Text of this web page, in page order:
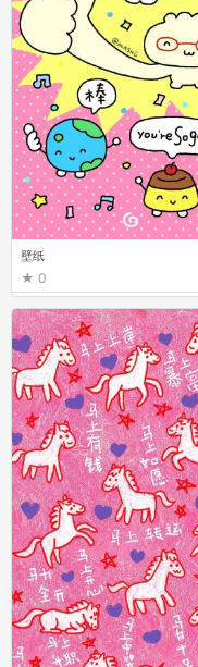
壁纸
0